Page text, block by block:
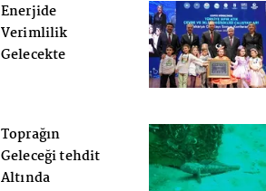
Enerjide
Verimlilik
Gelecekte
Havalimanı’nda
Başlıyor.
Toprağın
Geleceği tehdit
Altında